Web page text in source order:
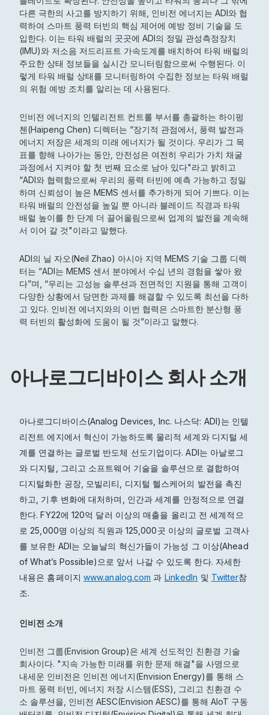
다른 극한의 사고를 방지하기 위해, 인비전 에너지는 ADI와 협
력하여 스마트 풍력 터빈의 핵심 제어에 예방 정비 기술을 도
입한다. 이는 타워 배럴의 곳곳에 ADI의 정밀 관성측정장치
(IMU)와 저소음 저드리프트 가속도계를 배치하여 타워 배럴의
주요한 상태 정보들을 실시간 모니터링함으로써 수행된다. 이
렇게 타워 배럴 상태를 모니터링하여 수집한 정보는 타워 배럴
의 위험 예방 조치를 알리는 데 사용된다.
인비전 에너지의 인텔리전트 컨트롤 부서를 총괄하는 하이펑
첸(Haipeng Chen) 디렉터는 “장기적 관점에서, 풍력 발전과
에너지 저장은 세계의 미래 에너지가 될 것이다. 우리가 그 목
표를 향해 나아가는 동안, 안전성은 여전히 우리가 가치 채굴
과정에서 지켜야 할 첫 번째 요소로 남아 있다"라고 밝히고
“ADI와 협력함으로써 우리의 풍력 터빈에 예측 가능하고 정밀
하며 신뢰성이 높은 MEMS 센서를 추가하게 되어 기쁘다. 이는
타워 배럴의 안전성을 높일 뿐 아니라 블레이드 직경과 타워
배럴 높이를 한 단계 더 끌어올림으로써 업계의 발전을 계속해
서 이어 갈 것"이라고 말했다.
ADI의 닐 자오(Neil Zhao) 아시아 지역 MEMS 기술 그룹 디렉
터는 “ADI는 MEMS 센서 분야에서 수십 년의 경험을 쌓아 왔
다”며, “우리는 고성능 솔루션과 전면적인 지원을 통해 고객이
다양한 상황에서 당면한 과제를 해결할 수 있도록 최선을 다하
고 있다. 인비전 에너지와의 이번 협력은 스마트한 분산형 풍
력 터빈의 활성화에 도움이 될 것”이라고 말했다.
아나로그디바이스 회사 소개
아나로그디바이스(Analog Devices, Inc. 나스닥: ADI)는 인텔
리전트 에지에서 혁신이 가능하도록 물리적 세계와 디지털 세
계를 연결하는 글로벌 반도체 선도기업이다. ADI는 아날로그
와 디지털, 그리고 소프트웨어 기술을 솔루션으로 결합하여
디지털화한 공장, 모빌리티, 디지털 헬스케어의 발전을 촉진
하고, 기후 변화에 대처하며, 인간과 세계를 안정적으로 연결
한다. FY22에 120억 달러 이상의 매출을 올리고 전 세계적으
로 25,000명 이상의 직원과 125,000곳 이상의 글로벌 고객사
를 보유한 ADI는 오늘날의 혁신가들이 가능성 그 이상(Ahead
of What’s Possible)으로 앞서 나갈 수 있도록 한다. 자세한
내용은 홈페이지 www.analog.com 과 LinkedIn 및 Twitter참
조.
인비전 소개
인비전 그룹(Envision Group)은 세계 선도적인 친환경 기술
회사이다. "지속 가능한 미래를 위한 문제 해결"을 사명으로
내세운 인비전은 인비전 에너지(Envision Energy)를 통해 스
마트 풍력 터빈, 에너지 저장 시스템(ESS), 그리고 친환경 수
소 솔루션을, 인비전 AESC(Envision AESC)를 통해 AIoT 구동